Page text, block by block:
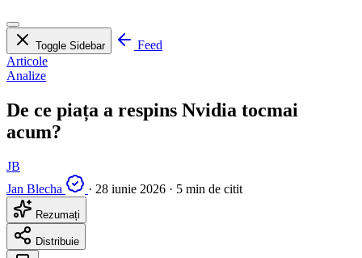
Toggle Sidebar
Feed
Articole
Analize
De ce piața a respins Nvidia tocmai
acum?
JB
Jan Blecha
· 28 iunie 2026 · 5 min de citit
Rezumați
Distribuie